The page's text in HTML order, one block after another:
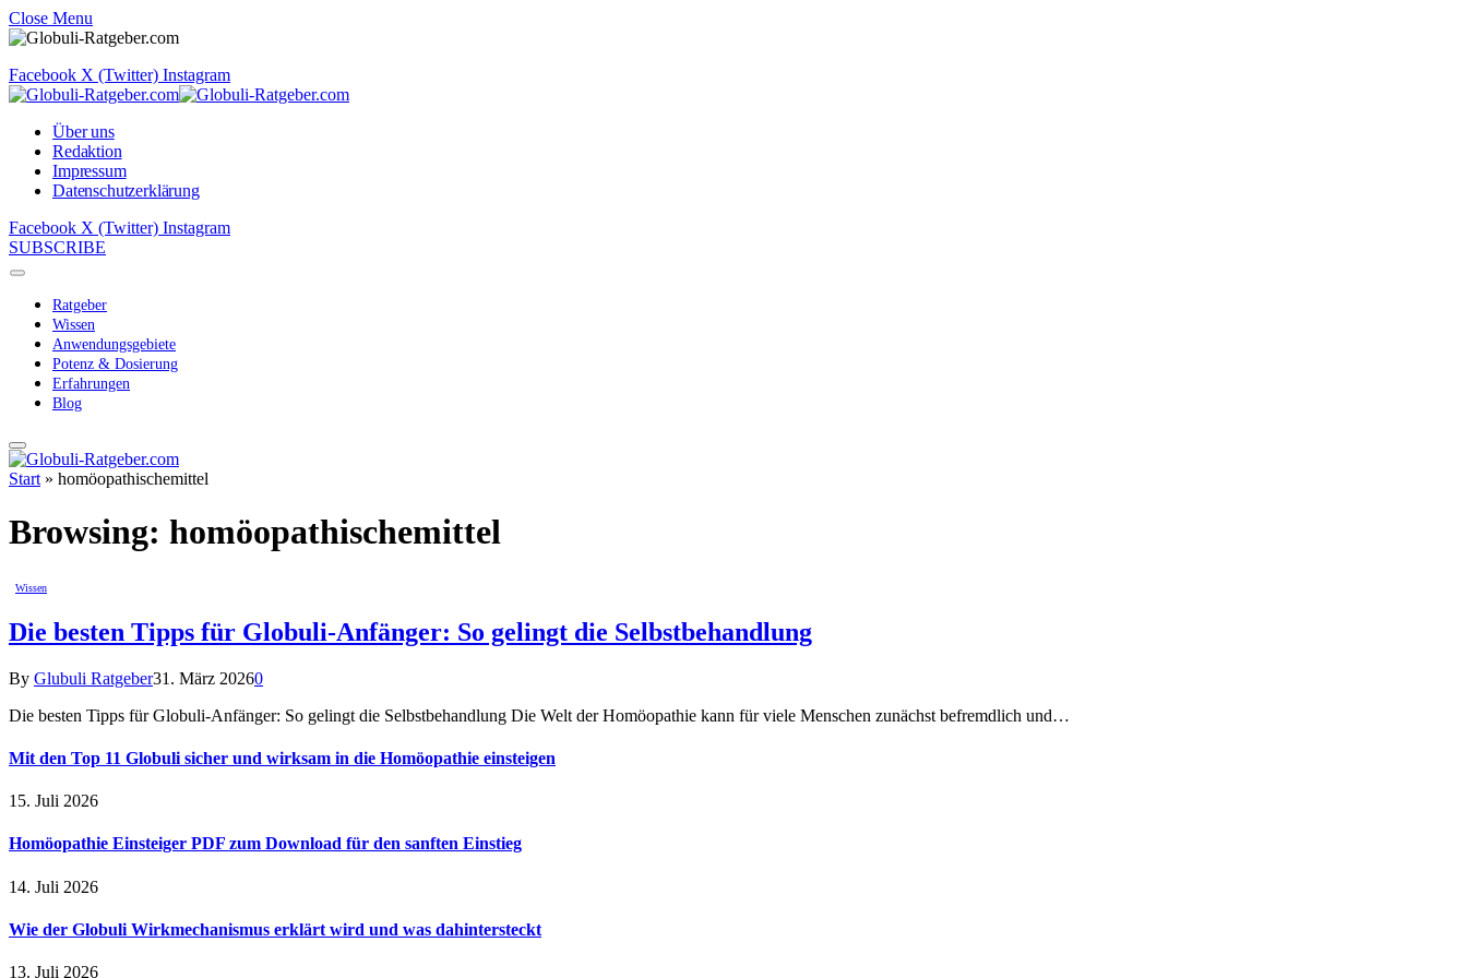
Close Menu
Facebook X (Twitter) Instagram
Über uns
Redaktion
Impressum
Datenschutzerklärung
Facebook X (Twitter) Instagram
SUBSCRIBE
Ratgeber
Wissen
Anwendungsgebiete
Potenz & Dosierung
Erfahrungen
Blog
Start » homöopathischemittel
Browsing: homöopathischemittel
Wissen
Die besten Tipps für Globuli-Anfänger: So gelingt die Selbstbehandlung
By Glubuli Ratgeber31. März 20260
Die besten Tipps für Globuli-Anfänger: So gelingt die Selbstbehandlung Die Welt der Homöopathie kann für viele Menschen zunächst befremdlich und…
Mit den Top 11 Globuli sicher und wirksam in die Homöopathie einsteigen
15. Juli 2026
Homöopathie Einsteiger PDF zum Download für den sanften Einstieg
14. Juli 2026
Wie der Globuli Wirkmechanismus erklärt wird und was dahintersteckt
13. Juli 2026